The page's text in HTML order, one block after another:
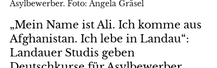
„Mein Name ist Ali. Ich komme aus
Afghanistan. Ich lebe in Landau“:
Landauer Studis geben